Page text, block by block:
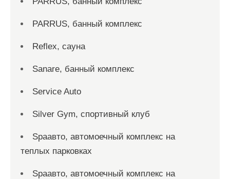
PARRUS, банный комплекс
Reflex, сауна
Sanare, банный комплекс
Service Auto
Silver Gym, спортивный клуб
Spaавто, автомоечный комплекс на
теплых парковках
Spaавто, автомоечный комплекс на